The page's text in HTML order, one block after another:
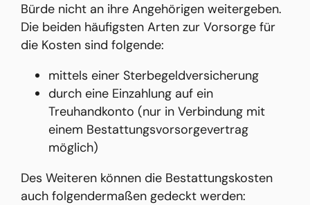
Bürde nicht an ihre Angehörigen weitergeben.
Die beiden häufigsten Arten zur Vorsorge für
die Kosten sind folgende:
mittels einer Sterbegeldversicherung
durch eine Einzahlung auf ein
Treuhandkonto (nur in Verbindung mit
einem Bestattungsvorsorgevertrag
möglich)
Des Weiteren können die Bestattungskosten
auch folgendermaßen gedeckt werden: